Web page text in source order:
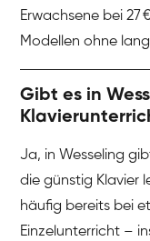
Erwachsene bei 27
Modellen ohne
Gibt es in
Ja, in Wesseling
die günstig Klavier
häufig bereits bei
Einzelunterricht –